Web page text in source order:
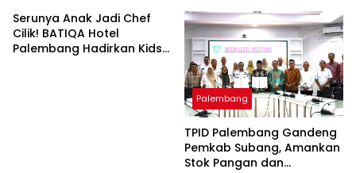
Serunya Anak Jadi Chef
Cilik! BATIQA Hotel
Palembang Hadirkan Kids
Palembang
TPID Palembang Gandeng
Pemkab Subang, Amankan
Stok Pangan dan